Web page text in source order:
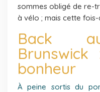
sommes obligé de re-
à vélo ; mais cette
Back
bonheur
À peine sortis du